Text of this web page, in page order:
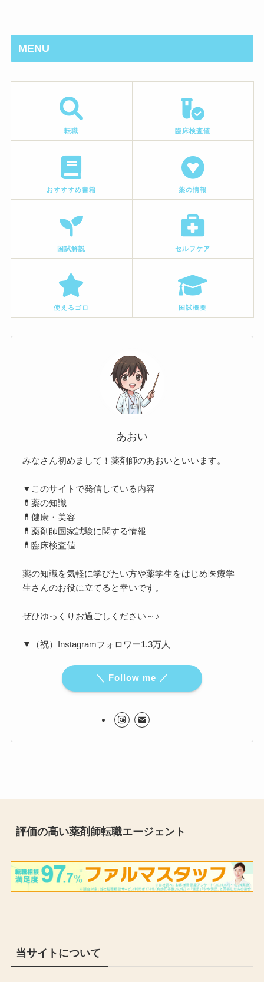
MENU
転職 臨床検査値
おすすすめ書籍 薬の情報
国試解説 セルフケア
使えるゴロ 国試概要
あおい
みなさん初めまして！薬剤師のあおいといいます。
▼このサイトで発信している内容
💊薬の知識
💊健康・美容
💊薬剤師国家試験に関する情報
💊臨床検査値
薬の知識を気軽に学びたい方や薬学生をはじめ医療学
生さんのお役に立てると幸いです。
ぜひゆっくりお過ごしください～♪
▼（祝）Instagramフォロワー1.3万人
＼ Follow me ／
評価の高い薬剤師転職エージェント
当サイトについて